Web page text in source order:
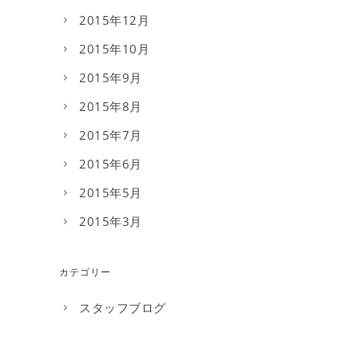
2015年12月
2015年10月
2015年9月
2015年8月
2015年7月
2015年6月
2015年5月
2015年3月
カテゴリー
スタッフブログ